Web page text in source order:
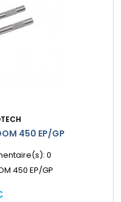
450 EP/GP
0
450 EP/GP